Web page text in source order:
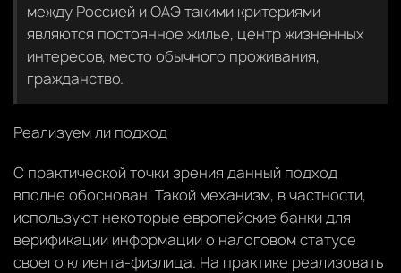
между Россией и ОАЭ такими критериями
являются постоянное жилье, центр жизненных
интересов, место обычного проживания,
гражданство.
Реализуем ли подход
С практической точки зрения данный подход
вполне обоснован. Такой механизм, в частности,
используют некоторые европейские банки для
верификации информации о налоговом статусе
своего клиента-физлица. На практике реализовать